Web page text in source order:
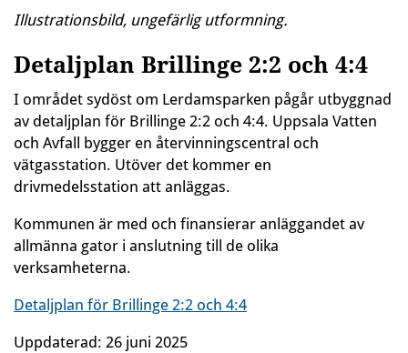
Illustrationsbild, ungefärlig utformning.
Detaljplan Brillinge 2:2 och 4:4
I området sydöst om Lerdamsparken pågår utbyggnad
av detaljplan för Brillinge 2:2 och 4:4. Uppsala Vatten
och Avfall bygger en återvinningscentral och
vätgasstation. Utöver det kommer en
drivmedelsstation att anläggas.
Kommunen är med och finansierar anläggandet av
allmänna gator i anslutning till de olika
verksamheterna.
Detaljplan för Brillinge 2:2 och 4:4
Uppdaterad: 26 juni 2025